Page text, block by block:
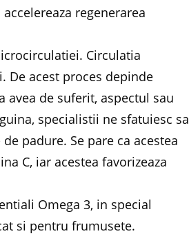
regenerarea
Circulatia
De acest proces depinde
avea de suferit, aspectul sau
specialistii ne sfatuiesc sa
padure. Se pare ca acestea
C, iar acestea favorizeaza
Omega 3, in special
si pentru frumusete.